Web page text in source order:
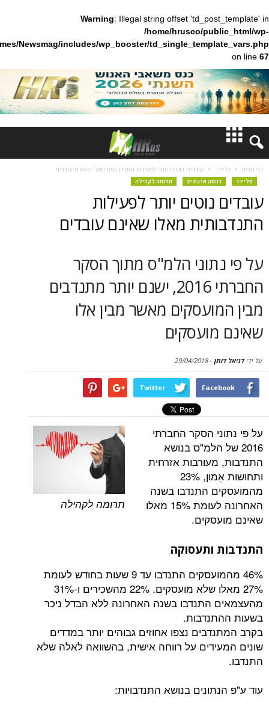
Warning: Illegal string offset
/home/hrusco/
content/themes/Newsmag/includes/wp_booster/
חדשות
עובדים נוטים יותר לפעילות התנדבותית מאלו שאינם עובדים
רווחה ארגונית תרומה לקהילה
יותר לפעילות
מאלו שאינם עובדים
הלמ"ס מתוך הסקר
החברתי 2016, ישנם יותר מתנדבים
מאשר מבין אלו
-
29/04/2018
Twitter
תרומה לקהילה
הסקר החברתי
הלמ"ס בנושא
אזרחית
ותחושות אֵמון, 23%
התנדבו בשנה
האחרונה לעומת 15% מאלו
ותעסוקה
46% מהמועסקים התנדבו עד 9 שעות בחודש לעומת
27% מאלו שלא מועסקים. 22% מהשכירים ו-31%
התנדבו בשנה האחרונה ללא הבדל ניכר
נצפו אחוזים גבוהים יותר במדדים
על רווחה אישית, בהשוואה לאלה שלא
בנושא התנדבויות: